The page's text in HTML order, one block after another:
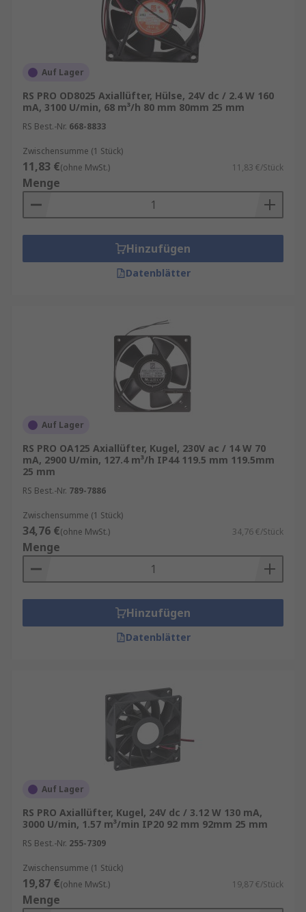
Auf Lager
RS PRO OD8025 Axiallüfter, Hülse, 24V dc / 2.4 W 160
mA, 3100 U/min, 68 m³/h 80 mm 80mm 25 mm
RS Best.-Nr. 668-8833
Zwischensumme (1 Stück)
11,83 €(ohne MwSt.) 11,83 €/Stück
Menge
Hinzufügen
Datenblätter
Auf Lager
RS PRO OA125 Axiallüfter, Kugel, 230V ac / 14 W 70
mA, 2900 U/min, 127.4 m³/h IP44 119.5 mm 119.5mm
25 mm
RS Best.-Nr. 789-7886
Zwischensumme (1 Stück)
34,76 €(ohne MwSt.) 34,76 €/Stück
Menge
Hinzufügen
Datenblätter
Auf Lager
RS PRO Axiallüfter, Kugel, 24V dc / 3.12 W 130 mA,
3000 U/min, 1.57 m³/min IP20 92 mm 92mm 25 mm
RS Best.-Nr. 255-7309
Zwischensumme (1 Stück)
19,87 €(ohne MwSt.) 19,87 €/Stück
Menge